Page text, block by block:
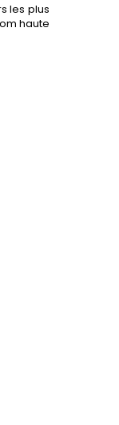
les plus
haute